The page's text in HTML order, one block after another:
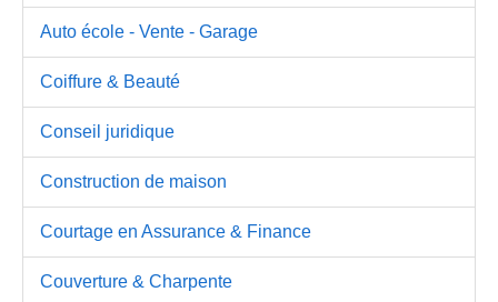
Auto école - Vente - Garage
Coiffure & Beauté
Conseil juridique
Construction de maison
Courtage en Assurance & Finance
Couverture & Charpente